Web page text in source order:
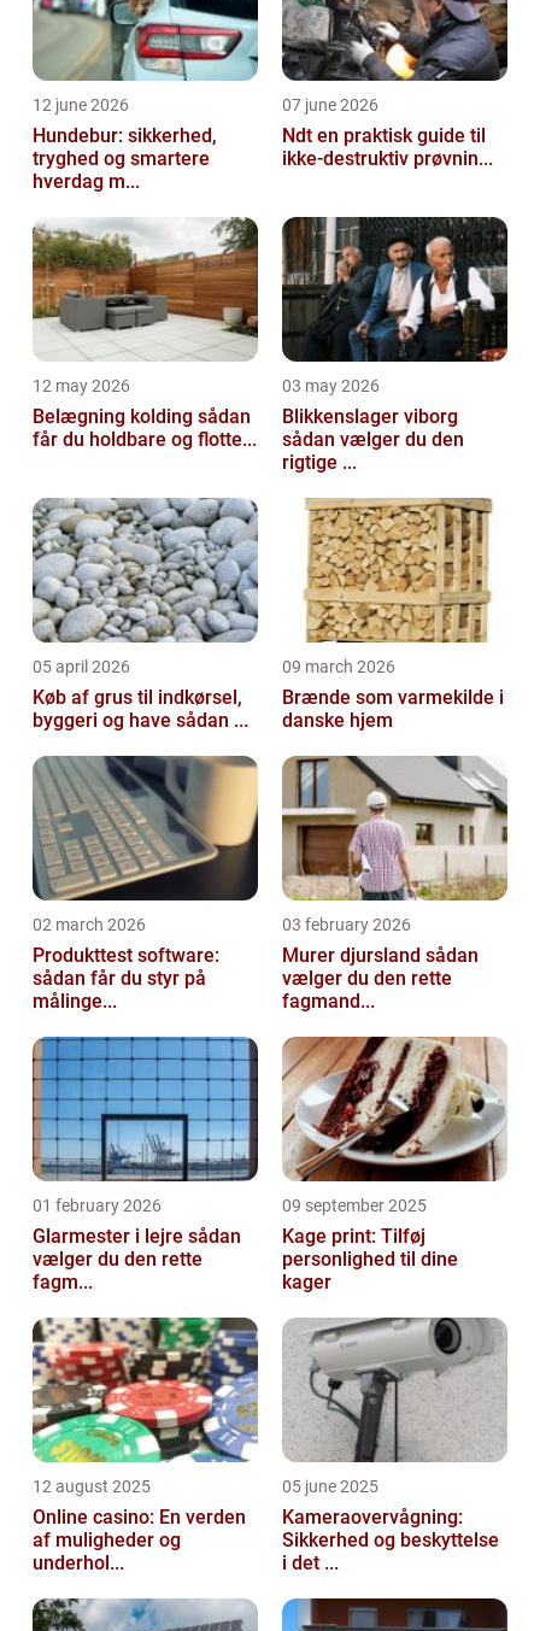
12 june 2026
Hundebur: sikkerhed,
tryghed og smartere
hverdag m...
07 june 2026
Ndt en praktisk guide til
ikke-destruktiv prøvnin...
12 may 2026
Belægning kolding sådan
får du holdbare og flotte...
03 may 2026
Blikkenslager viborg
sådan vælger du den
rigtige ...
05 april 2026
Køb af grus til indkørsel,
byggeri og have sådan ...
09 march 2026
Brænde som varmekilde i
danske hjem
02 march 2026
Produkttest software:
sådan får du styr på
målinge...
03 february 2026
Murer djursland sådan
vælger du den rette
fagmand...
01 february 2026
Glarmester i lejre sådan
vælger du den rette
fagm...
09 september 2025
Kage print: Tilføj
personlighed til dine
kager
12 august 2025
Online casino: En verden
af muligheder og
underhol...
05 june 2025
Kameraovervågning:
Sikkerhed og beskyttelse
i det ...